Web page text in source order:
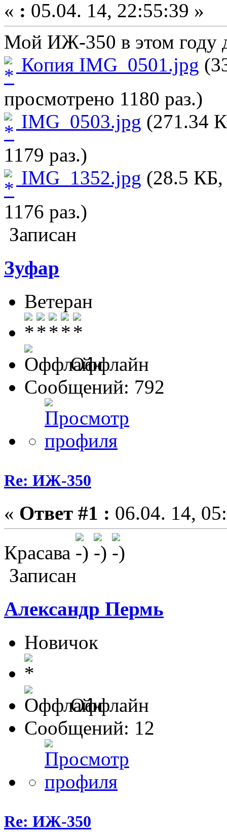
« : 05.04. 14, 22:55:39 »
Мой ИЖ-350 в этом году
Копия IMG_0501.jpg
просмотрено 1180 раз.)
IMG_0503.jpg (271.34
1179 раз.)
IMG_1352.jpg (28.5 КБ,
1176 раз.)
Записан
Зуфар
Ветеран
Оффлайн
Сообщений: 792
Re: ИЖ-350
« Ответ #1 : 06.04. 14,
Красава
Записан
Александр Пермь
Новичок
Оффлайн
Сообщений: 12
Re: ИЖ-350